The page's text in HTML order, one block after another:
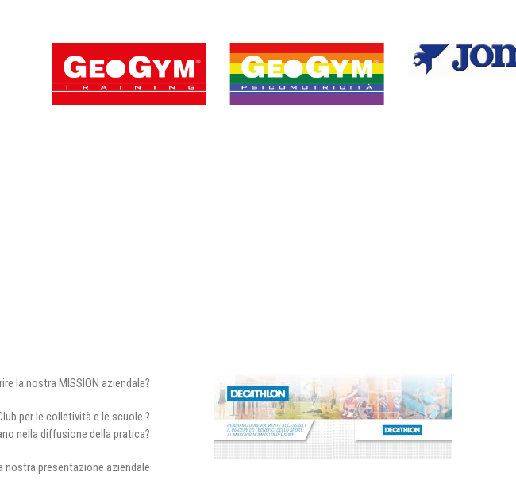
la nostra MISSION aziendale?
per le colletività e le scuole ?
nella diffusione della pratica?
presentazione aziendale